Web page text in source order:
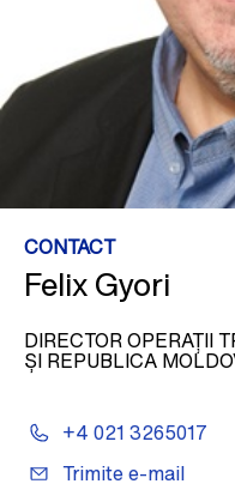
CONTACT
Felix Gyori
DIRECTOR OPERAȚII
ȘI REPUBLICA
+4 021 3265017
Trimite e-mail